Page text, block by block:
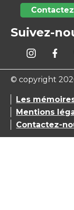
Suivez-
© copyright
Les
Mentions
Contactez-